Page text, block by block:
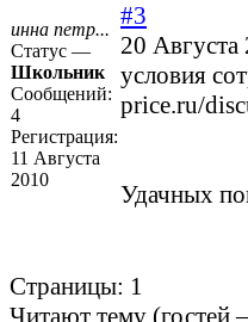
инна петр...
Статус —
Школьник
Сообщений:
4
Регистрация:
11 Августа
2010
#3
20 Августа
условия
price.ru/
Удачных
Страницы: 1
Читают тему (гостей